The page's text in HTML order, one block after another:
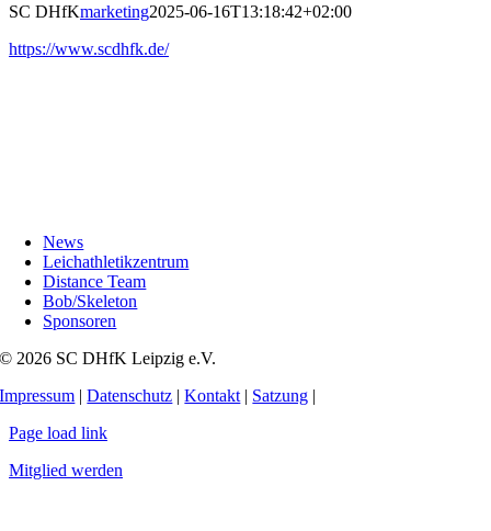
SC DHfKmarketing2025-06-16T13:18:42+02:00
https://www.scdhfk.de/
News
Leichathletikzentrum
Distance Team
Bob/Skeleton
Sponsoren
© 2026 SC DHfK Leipzig e.V.
Impressum |Datenschutz |Kontakt | Satzung |
Page load link
Mitglied werden